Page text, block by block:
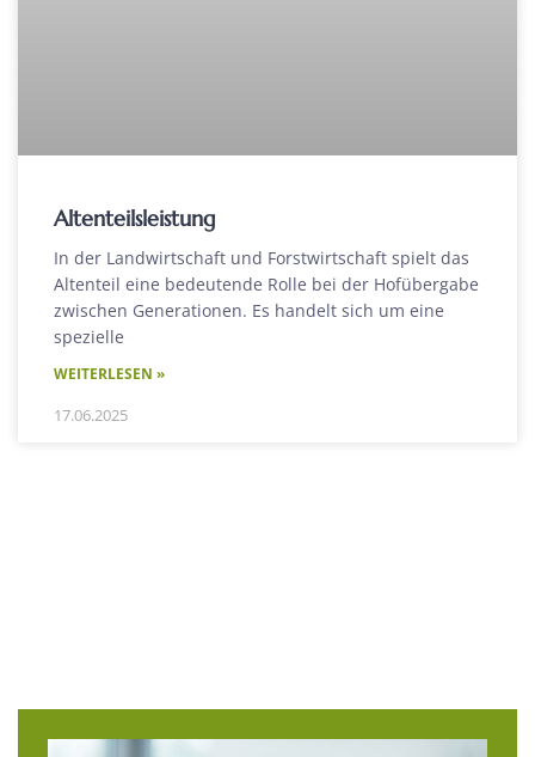
Altenteilsleistung
In der Landwirtschaft und Forstwirtschaft spielt das
Altenteil eine bedeutende Rolle bei der Hofübergabe
zwischen Generationen. Es handelt sich um eine
spezielle
WEITERLESEN »
17.06.2025